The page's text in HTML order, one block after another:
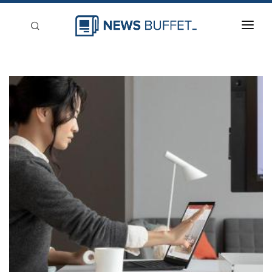
新聞稿分類
登入
刊登